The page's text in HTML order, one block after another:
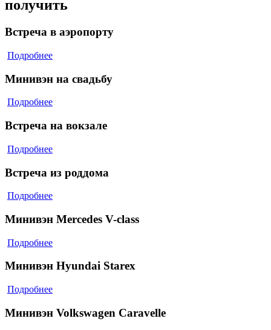
получить
Встреча в аэропорту
Подробнее
Минивэн на свадьбу
Подробнее
Встреча на вокзале
Подробнее
Встреча из роддома
Подробнее
Минивэн Mercedes V-class
Подробнее
Минивэн Hyundai Starex
Подробнее
Минивэн Volkswagen Caravelle